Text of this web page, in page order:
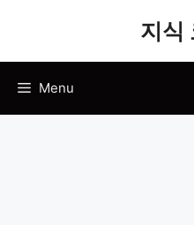
지식
Menu